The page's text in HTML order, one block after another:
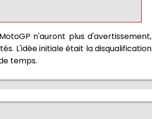
n'auront plus d'avertissement,
L'idée initiale était la disqualification
temps.